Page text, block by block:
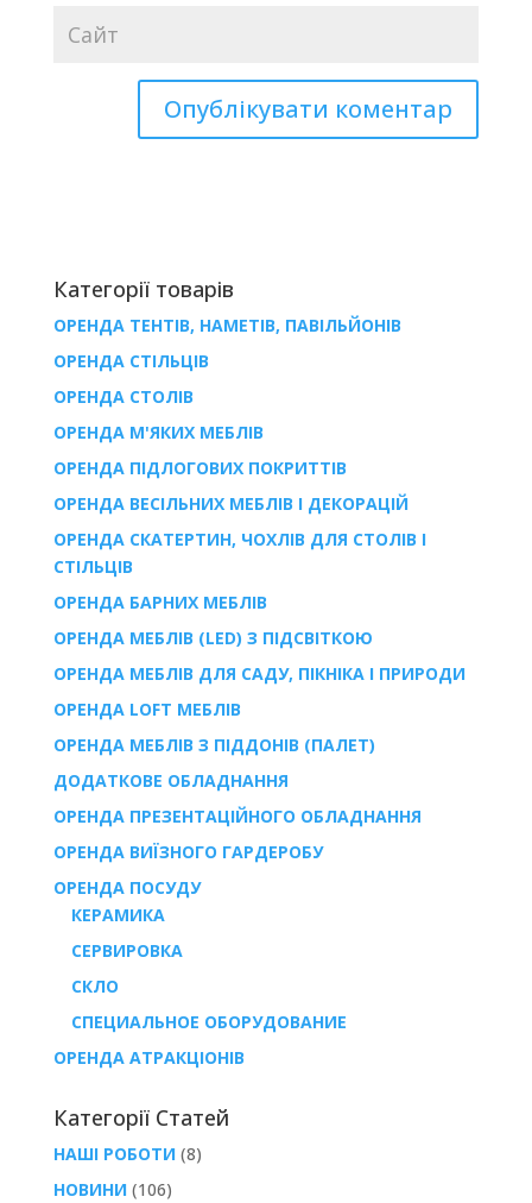
Категорії товарів
ОРЕНДА ТЕНТІВ, НАМЕТІВ, ПАВІЛЬЙОНІВ
ОРЕНДА СТІЛЬЦІВ
ОРЕНДА СТОЛІВ
ОРЕНДА М'ЯКИХ МЕБЛІВ
ОРЕНДА ПІДЛОГОВИХ ПОКРИТТІВ
ОРЕНДА ВЕСІЛЬНИХ МЕБЛІВ І ДЕКОРАЦІЙ
ОРЕНДА СКАТЕРТИН, ЧОХЛІВ ДЛЯ СТОЛІВ І
СТІЛЬЦІВ
ОРЕНДА БАРНИХ МЕБЛІВ
ОРЕНДА МЕБЛІВ (LED) З ПІДСВІТКОЮ
ОРЕНДА МЕБЛІВ ДЛЯ САДУ, ПІКНІКА І ПРИРОДИ
ОРЕНДА LOFT МЕБЛІВ
ОРЕНДА МЕБЛІВ З ПІДДОНІВ (ПАЛЕТ)
ДОДАТКОВЕ ОБЛАДНАННЯ
ОРЕНДА ПРЕЗЕНТАЦІЙНОГО ОБЛАДНАННЯ
ОРЕНДА ВИЇЗНОГО ГАРДЕРОБУ
ОРЕНДА ПОСУДУ
КЕРАМИКА
СЕРВИРОВКА
СКЛО
СПЕЦИАЛЬНОЕ ОБОРУДОВАНИЕ
ОРЕНДА АТРАКЦІОНІВ
Категорії Статей
НАШІ РОБОТИ(8)
НОВИНИ(106)